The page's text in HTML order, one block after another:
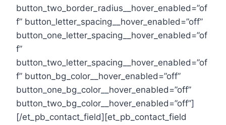
button_two_border_radius__hover_enabled=”of
f” button_letter_spacing__hover_enabled=”off”
button_one_letter_spacing__hover_enabled=”of
f”
button_two_letter_spacing__hover_enabled=”of
f” button_bg_color__hover_enabled=”off”
button_one_bg_color__hover_enabled=”off”
button_two_bg_color__hover_enabled=”off”]
[/et_pb_contact_field][et_pb_contact_field